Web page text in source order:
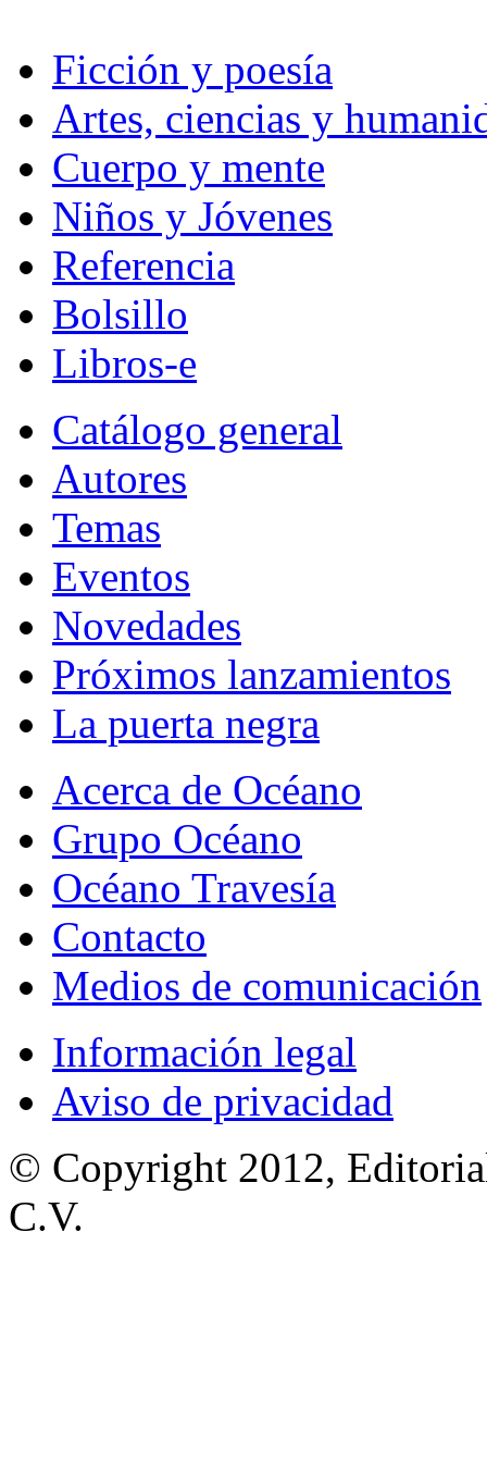
Ficción y poesía
Artes, ciencias y
Cuerpo y mente
Niños y Jóvenes
Referencia
Bolsillo
Libros-e
Catálogo general
Autores
Temas
Eventos
Novedades
Próximos lanzamientos
La puerta negra
Acerca de Océano
Grupo Océano
Océano Travesía
Contacto
Medios de comunicación
Información legal
Aviso de privacidad
© Copyright 2012,
C.V.